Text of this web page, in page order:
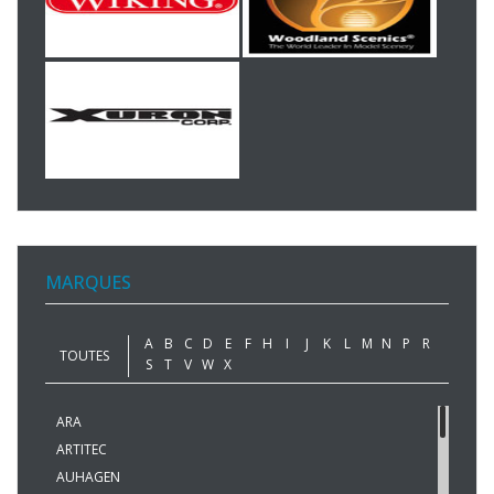
MARQUES
TOUTES
A B C D E F H I J K L M N P
R
S
T V W X
ARA
ARTITEC
AUHAGEN